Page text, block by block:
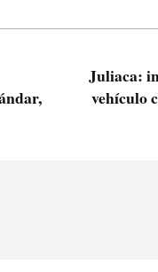
Juliaca:
vehículo